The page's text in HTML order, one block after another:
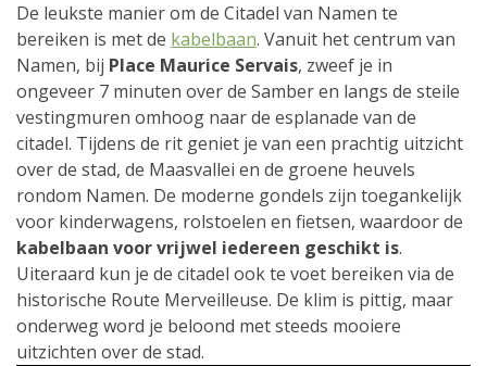
De leukste manier om de Citadel van Namen te
bereiken is met de kabelbaan. Vanuit het centrum van
Namen, bij Place Maurice Servais, zweef je in
ongeveer 7 minuten over de Samber en langs de steile
vestingmuren omhoog naar de esplanade van de
citadel. Tijdens de rit geniet je van een prachtig uitzicht
over de stad, de Maasvallei en de groene heuvels
rondom Namen. De moderne gondels zijn toegankelijk
voor kinderwagens, rolstoelen en fietsen, waardoor de
kabelbaan voor vrijwel iedereen geschikt is.
Uiteraard kun je de citadel ook te voet bereiken via de
historische Route Merveilleuse. De klim is pittig, maar
onderweg word je beloond met steeds mooiere
uitzichten over de stad.